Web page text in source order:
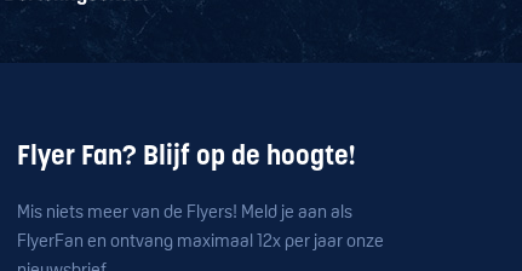
Flyer Fan? Blijf op de hoogte!
Mis niets meer van de Flyers! Meld je aan als
FlyerFan en ontvang maximaal 12x per jaar onze